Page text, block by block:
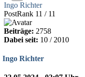
Ingo Richter
PostRank 11 / 11
Beiträge: 2758
Dabei seit: 10 / 2010
Ingo Richter